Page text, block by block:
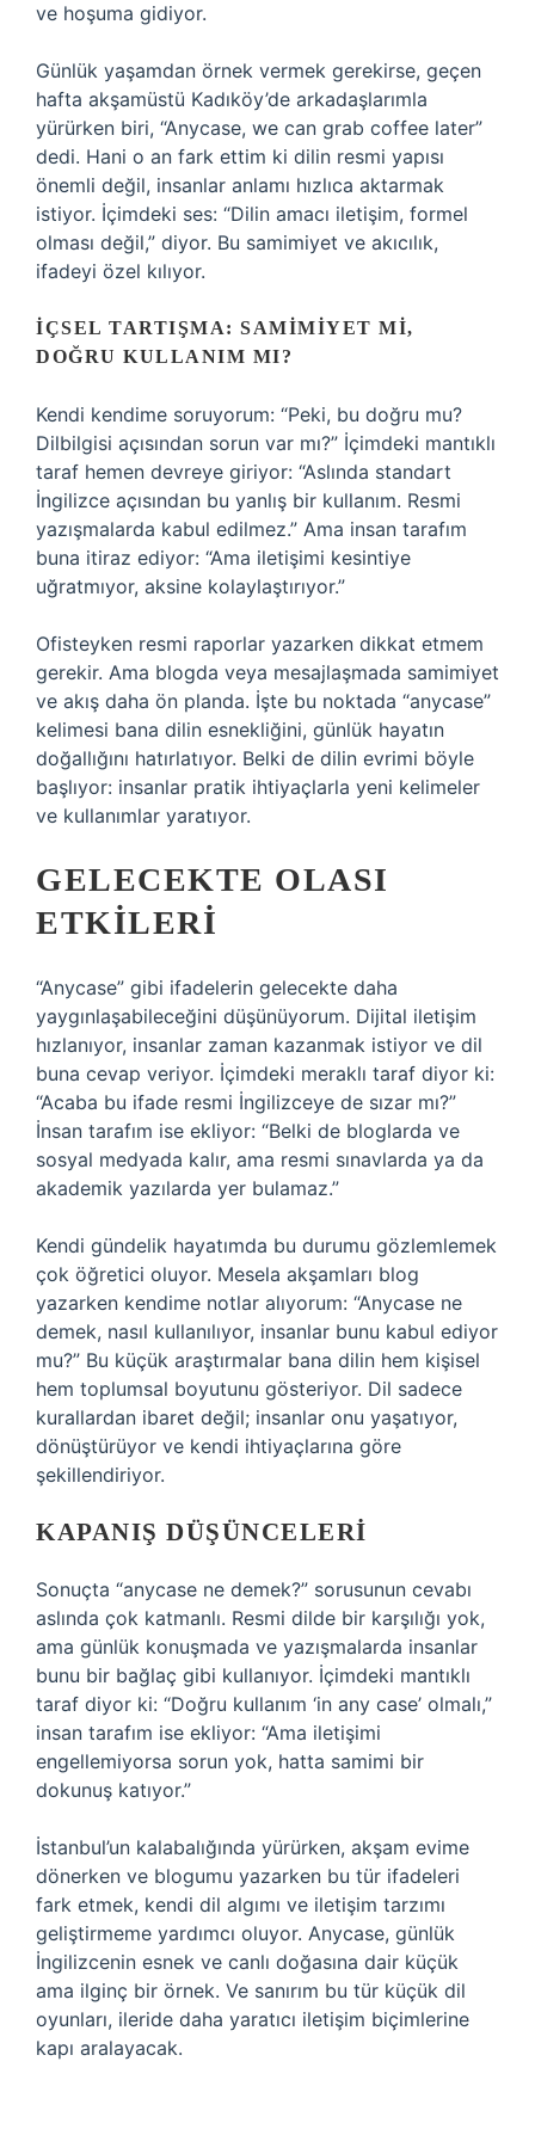
ve hoşuma gidiyor.
Günlük yaşamdan örnek vermek gerekirse, geçen
hafta akşamüstü Kadıköy’de arkadaşlarımla
yürürken biri, “Anycase, we can grab coffee later”
dedi. Hani o an fark ettim ki dilin resmi yapısı
önemli değil, insanlar anlamı hızlıca aktarmak
istiyor. İçimdeki ses: “Dilin amacı iletişim, formel
olması değil,” diyor. Bu samimiyet ve akıcılık,
ifadeyi özel kılıyor.
İÇSEL TARTIŞMA: SAMIMIYET MI,
DOĞRU KULLANIM MI?
Kendi kendime soruyorum: “Peki, bu doğru mu?
Dilbilgisi açısından sorun var mı?” İçimdeki mantıklı
taraf hemen devreye giriyor: “Aslında standart
İngilizce açısından bu yanlış bir kullanım. Resmi
yazışmalarda kabul edilmez.” Ama insan tarafım
buna itiraz ediyor: “Ama iletişimi kesintiye
uğratmıyor, aksine kolaylaştırıyor.”
Ofisteyken resmi raporlar yazarken dikkat etmem
gerekir. Ama blogda veya mesajlaşmada samimiyet
ve akış daha ön planda. İşte bu noktada “anycase”
kelimesi bana dilin esnekliğini, günlük hayatın
doğallığını hatırlatıyor. Belki de dilin evrimi böyle
başlıyor: insanlar pratik ihtiyaçlarla yeni kelimeler
ve kullanımlar yaratıyor.
GELECEKTE OLASI
ETKILERI
“Anycase” gibi ifadelerin gelecekte daha
yaygınlaşabileceğini düşünüyorum. Dijital iletişim
hızlanıyor, insanlar zaman kazanmak istiyor ve dil
buna cevap veriyor. İçimdeki meraklı taraf diyor ki:
“Acaba bu ifade resmi İngilizceye de sızar mı?”
İnsan tarafım ise ekliyor: “Belki de bloglarda ve
sosyal medyada kalır, ama resmi sınavlarda ya da
akademik yazılarda yer bulamaz.”
Kendi gündelik hayatımda bu durumu gözlemlemek
çok öğretici oluyor. Mesela akşamları blog
yazarken kendime notlar alıyorum: “Anycase ne
demek, nasıl kullanılıyor, insanlar bunu kabul ediyor
mu?” Bu küçük araştırmalar bana dilin hem kişisel
hem toplumsal boyutunu gösteriyor. Dil sadece
kurallardan ibaret değil; insanlar onu yaşatıyor,
dönüştürüyor ve kendi ihtiyaçlarına göre
şekillendiriyor.
KAPANIŞ DÜŞÜNCELERI
Sonuçta “anycase ne demek?” sorusunun cevabı
aslında çok katmanlı. Resmi dilde bir karşılığı yok,
ama günlük konuşmada ve yazışmalarda insanlar
bunu bir bağlaç gibi kullanıyor. İçimdeki mantıklı
taraf diyor ki: “Doğru kullanım ‘in any case’ olmalı,”
insan tarafım ise ekliyor: “Ama iletişimi
engellemiyorsa sorun yok, hatta samimi bir
dokunuş katıyor.”
İstanbul’un kalabalığında yürürken, akşam evime
dönerken ve blogumu yazarken bu tür ifadeleri
fark etmek, kendi dil algımı ve iletişim tarzımı
geliştirmeme yardımcı oluyor. Anycase, günlük
İngilizcenin esnek ve canlı doğasına dair küçük
ama ilginç bir örnek. Ve sanırım bu tür küçük dil
oyunları, ileride daha yaratıcı iletişim biçimlerine
kapı aralayacak.